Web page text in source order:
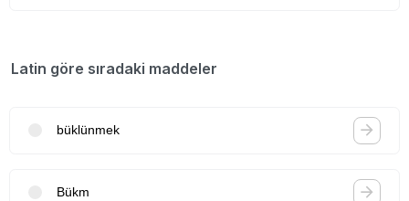
Latin göre sıradaki maddeler
büklünmek
Bükm